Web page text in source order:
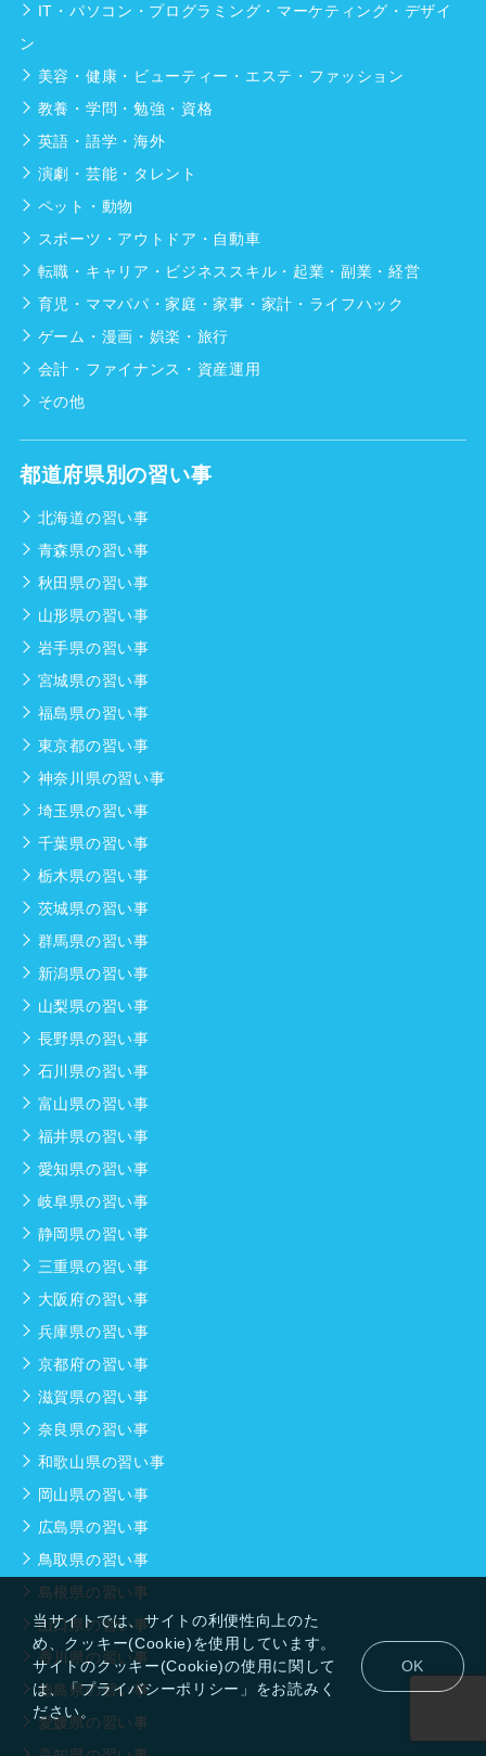
当サイトでは、サイトの利便性向上のた
め、クッキー(Cookie)を使用しています。
サイトのクッキー(Cookie)の使用に関して
は、「プライバシーポリシー」をお読みく
ださい。
OK
IT・パソコン・プログラミング・マーケティング・デザイ
ン
美容・健康・ビューティー・エステ・ファッション
教養・学問・勉強・資格
英語・語学・海外
演劇・芸能・タレント
ペット・動物
スポーツ・アウトドア・自動車
転職・キャリア・ビジネススキル・起業・副業・経営
育児・ママパパ・家庭・家事・家計・ライフハック
ゲーム・漫画・娯楽・旅行
会計・ファイナンス・資産運用
その他
都道府県別の習い事
北海道の習い事
青森県の習い事
秋田県の習い事
山形県の習い事
岩手県の習い事
宮城県の習い事
福島県の習い事
東京都の習い事
神奈川県の習い事
埼玉県の習い事
千葉県の習い事
栃木県の習い事
茨城県の習い事
群馬県の習い事
新潟県の習い事
山梨県の習い事
長野県の習い事
石川県の習い事
富山県の習い事
福井県の習い事
愛知県の習い事
岐阜県の習い事
静岡県の習い事
三重県の習い事
大阪府の習い事
兵庫県の習い事
京都府の習い事
滋賀県の習い事
奈良県の習い事
和歌山県の習い事
岡山県の習い事
広島県の習い事
鳥取県の習い事
島根県の習い事
山口県の習い事
香川県の習い事
徳島県の習い事
愛媛県の習い事